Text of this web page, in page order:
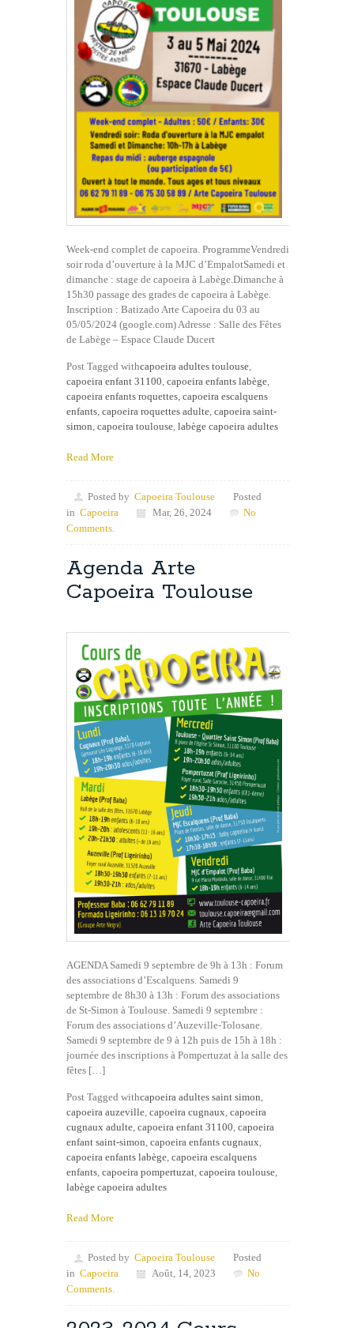
Week-end complet de capoeira. ProgrammeVendredi
soir roda d’ouverture à la MJC d’EmpalotSamedi et
dimanche : stage de capoeira à Labège.Dimanche à
15h30 passage des grades de capoeira à Labège.
Inscription : Batizado Arte Capoeira du 03 au
05/05/2024 (google.com) Adresse : Salle des Fêtes
de Labège – Espace Claude Ducert
Post Tagged withcapoeira adultes toulouse
capoeira enfant 31100 capoeira enfants labège
capoeira enfants roquettes capoeira escalquens
enfants capoeira roquettes adulte capoeira saint-
simon capoeira toulouse labège capoeira adultes
Read More
Posted by Capoeira Toulouse
Posted
in Capoeira Mar, 26, 2024
No
Comments.
Agenda Arte
Capoeira Toulouse
AGENDA Samedi 9 septembre de 9h à 13h : Forum
des associations d’Escalquens. Samedi 9
septembre de 8h30 à 13h : Forum des associations
de St-Simon à Toulouse. Samedi 9 septembre :
Forum des associations d’Auzeville-Tolosane.
Samedi 9 septembre de 9 à 12h puis de 15h à 18h :
journée des inscriptions à Pompertuzat à la salle des
fêtes […]
Post Tagged withcapoeira adultes saint simon,
capoeira auzeville, capoeira cugnaux, capoeira
cugnaux adulte, capoeira enfant 31100, capoeira
enfant saint-simon, capoeira enfants cugnaux,
capoeira enfants labège, capoeira escalquens
enfants, capoeira pompertuzat, capoeira toulouse,
labège capoeira adultes
Read More
Posted by Capoeira Toulouse
Posted
in Capoeira Août, 14, 2023
No
Comments.